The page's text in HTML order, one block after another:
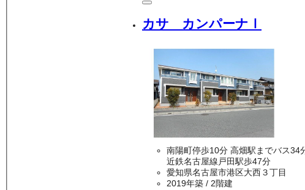
カサ カンパーナⅠ
南陽町停歩10分 高畑駅までバス
近鉄名古屋線戸田駅歩47分
愛知県名古屋市港区大西３丁目
2019年築 / 2階建